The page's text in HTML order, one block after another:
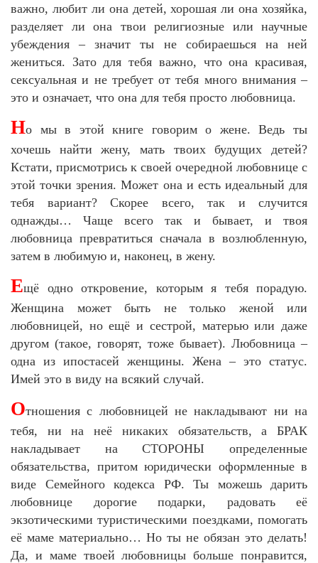
важно, любит ли она детей, хорошая ли она хозяйка,
разделяет ли она твои религиозные или научные
убеждения – значит ты не собираешься на ней
жениться. Зато для тебя важно, что она красивая,
сексуальная и не требует от тебя много внимания –
это и означает, что она для тебя просто любовница.
Но мы в этой книге говорим о жене. Ведь ты
хочешь найти жену, мать твоих будущих детей?
Кстати, присмотрись к своей очередной любовнице с
этой точки зрения. Может она и есть идеальный для
тебя вариант? Скорее всего, так и случится
однажды… Чаще всего так и бывает, и твоя
любовница превратиться сначала в возлюбленную,
затем в любимую и, наконец, в жену.
Ещё одно откровение, которым я тебя порадую.
Женщина может быть не только женой или
любовницей, но ещё и сестрой, матерью или даже
другом (такое, говорят, тоже бывает). Любовница –
одна из ипостасей женщины. Жена – это статус.
Имей это в виду на всякий случай.
Отношения с любовницей не накладывают ни на
тебя, ни на неё никаких обязательств, а БРАК
накладывает на СТОРОНЫ определенные
обязательства, притом юридически оформленные в
виде Семейного кодекса РФ. Ты можешь дарить
любовнице дорогие подарки, радовать её
экзотическими туристическими поездками, помогать
её маме материально… Но ты не обязан это делать!
Да, и маме твоей любовницы больше понравится,